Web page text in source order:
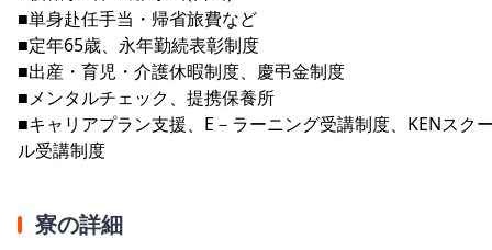
■単身赴任手当・帰省旅費など
■定年65歳、永年勤続表彰制度
■出産・育児・介護休暇制度、慶弔金制度
■メンタルチェック、提携保養所
■キャリアプラン支援、E－ラーニング受講制度、KENスク
ル受講制度
寮の詳細